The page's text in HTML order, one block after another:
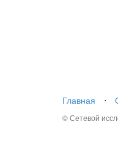
Главная
⋅
© Сетевой